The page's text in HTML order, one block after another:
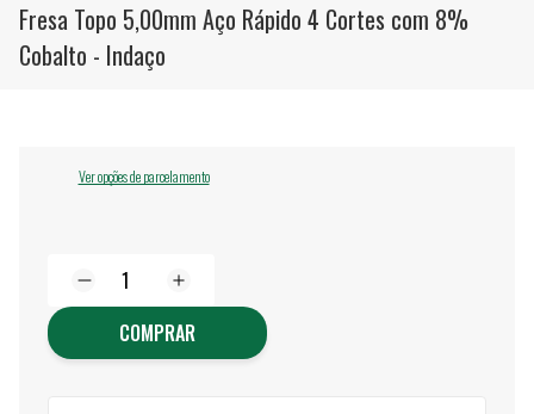
Fresa Topo 5,00mm Aço Rápido 4 Cortes com 8%
Cobalto - Indaço
Ver opções de parcelamento
COMPRAR